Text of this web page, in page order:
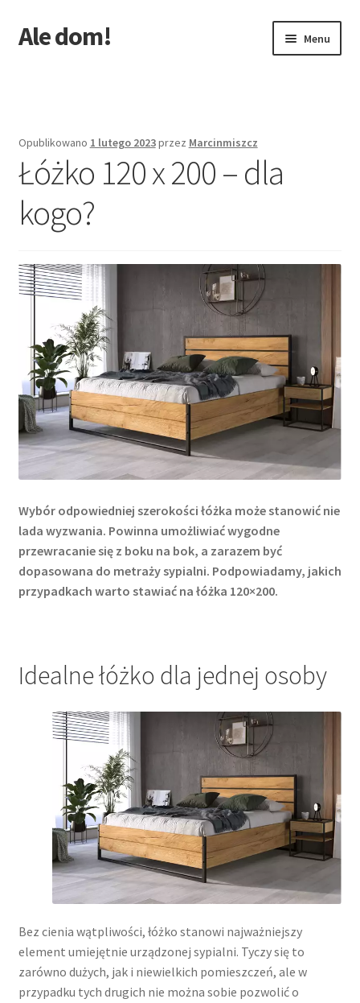
Przejdź
do
Przejdź
do
Ale dom! Menu
Opublikowano 1 lutego 2023przez Marcinmiszcz
Łóżko 120 x 200 – dla
kogo?
Wybór odpowiedniej szerokości łóżka może stanowić nie
lada wyzwania. Powinna umożliwiać wygodne
przewracanie się z boku na bok, a zarazem być
dopasowana do metraży sypialni. Podpowiadamy, jakich
przypadkach warto stawiać na łóżka 120×200.
Idealne łóżko dla jednej osoby
Bez cienia wątpliwości, łóżko stanowi najważniejszy
element umiejętnie urządzonej sypialni. Tyczy się to
zarówno dużych, jak i niewielkich pomieszczeń, ale w
przypadku tych drugich nie można sobie pozwolić o